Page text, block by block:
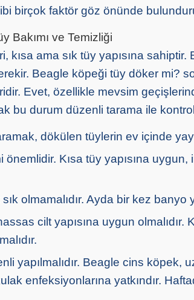
birçok faktör göz önünde
Bakımı ve Temizliği
kısa ama sık tüy yapısına
Beagle köpeği tüy döker mi?
Evet, özellikle mevsim
bu durum düzenli tarama ile kontrol
dökülen tüylerin ev içinde
önemlidir. Kısa tüy yapısına
olmamalıdır. Ayda bir kez banyo
cilt yapısına uygun olmalıdır.
yapılmalıdır. Beagle cins köpek,
enfeksiyonlarına yatkındır.